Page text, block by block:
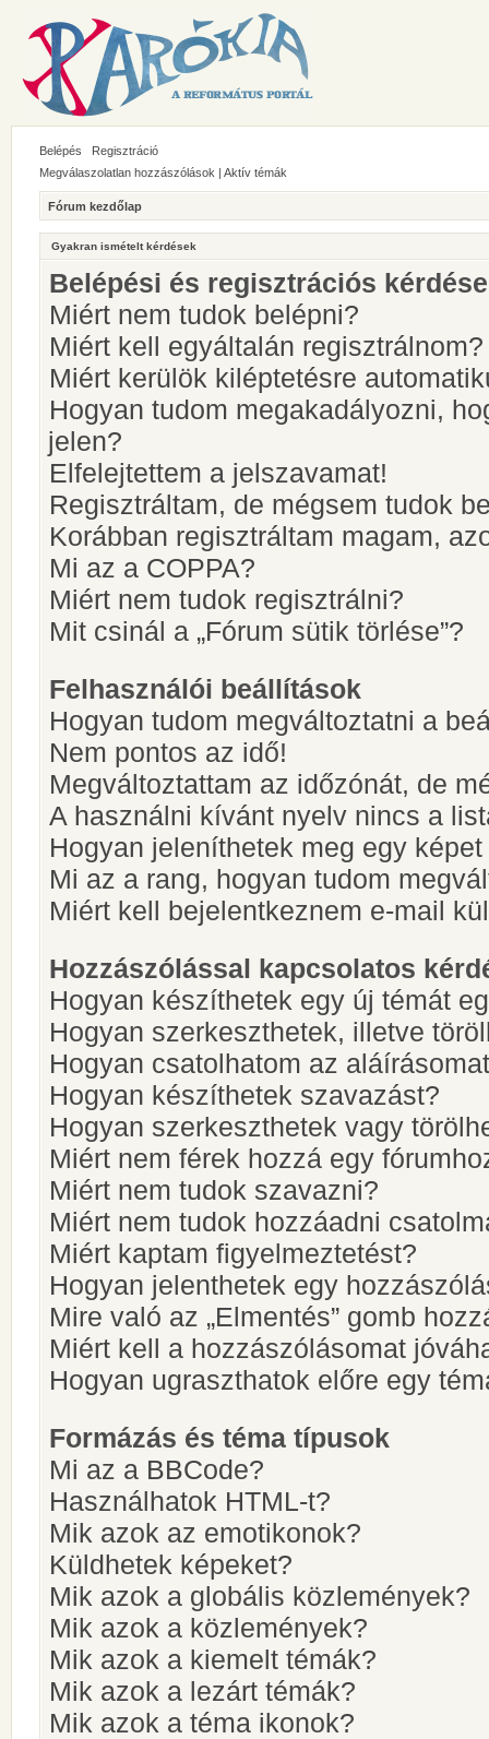
Belépés
Regisztráció
Megválaszolatlan hozzászólások | Aktív témák
Fórum kezdőlap
Gyakran ismételt kérdések
Belépési és regisztrációs
Miért nem tudok belépni?
Miért kell egyáltalán regisztrálnom?
Miért kerülök kiléptetésre
Hogyan tudom megakadályozni,
jelen?
Elfelejtettem a jelszavamat!
Regisztráltam, de mégsem tudok
Korábban regisztráltam magam,
Mi az a COPPA?
Miért nem tudok regisztrálni?
Mit csinál a „Fórum sütik törlése”?
Felhasználói beállítások
Hogyan tudom megváltoztatni a
Nem pontos az idő!
Megváltoztattam az időzónát, de
A használni kívánt nyelv nincs a
Hogyan jeleníthetek meg egy
Mi az a rang, hogyan tudom
Miért kell bejelentkeznem e-mail
Hozzászólással kapcsolatos
Hogyan készíthetek egy új témát
Hogyan szerkeszthetek, illetve
Hogyan csatolhatom az
Hogyan készíthetek szavazást?
Hogyan szerkeszthetek vagy
Miért nem férek hozzá egy
Miért nem tudok szavazni?
Miért nem tudok hozzáadni
Miért kaptam figyelmeztetést?
Hogyan jelenthetek egy
Mire való az „Elmentés” gomb
Miért kell a hozzászólásomat
Hogyan ugraszthatok előre egy
Formázás és téma típusok
Mi az a BBCode?
Használhatok HTML-t?
Mik azok az emotikonok?
Küldhetek képeket?
Mik azok a globális közlemények?
Mik azok a közlemények?
Mik azok a kiemelt témák?
Mik azok a lezárt témák?
Mik azok a téma ikonok?